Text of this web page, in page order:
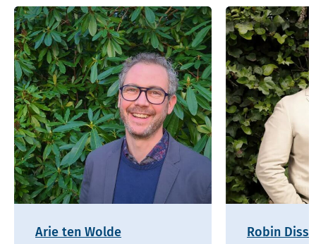
Arie ten Wolde Robin